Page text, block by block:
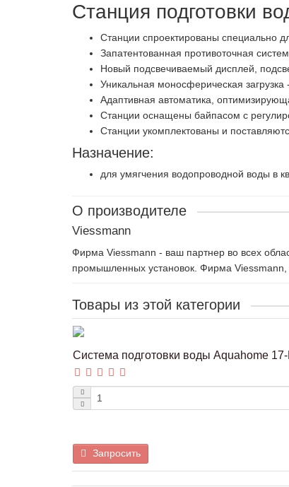
Станция подготовки
Станции спроектированы специально
Запатентованная противоточная
Новый подсвечиваемый дисплей,
Уникальная моносферическая
Адаптивная автоматика,
Станции оснащены байпасом с
Станции укомплектованы и
Назначение:
для умягчения водопроводной воды в
О производителе
Viessmann
Фирма Viessmann - ваш партнер во всех
промышленных установок. Фирма Viessmann,
Товары из этой категории
Система подготовки воды Aquahome
Запросить